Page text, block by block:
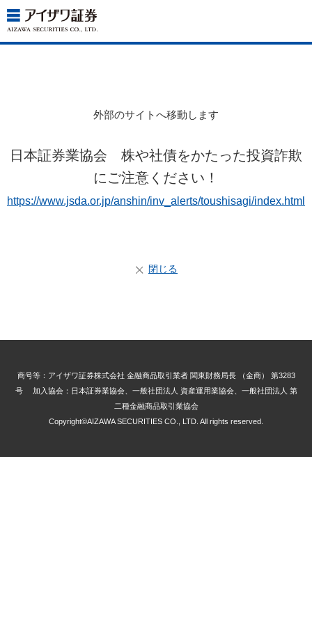
外部のサイトへ移動します
日本証券業協会 株や社債をかたった投資詐欺
にご注意ください！
https://www.jsda.or.jp/anshin/inv_alerts/toushisagi/index.html
閉じる
商号等：アイザワ証券株式会社 金融商品取引業者 関東財務局長 （金商） 第3283
号 加入協会：日本証券業協会、一般社団法人 資産運用業協会、一般社団法人 第
二種金融商品取引業協会
Copyright©AIZAWA SECURITIES CO., LTD. All rights reserved.